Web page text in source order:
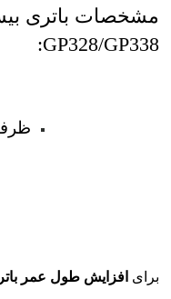
مشخصات باتری
GP328/GP338:
ظرفیت
برای افزایش طول عمر